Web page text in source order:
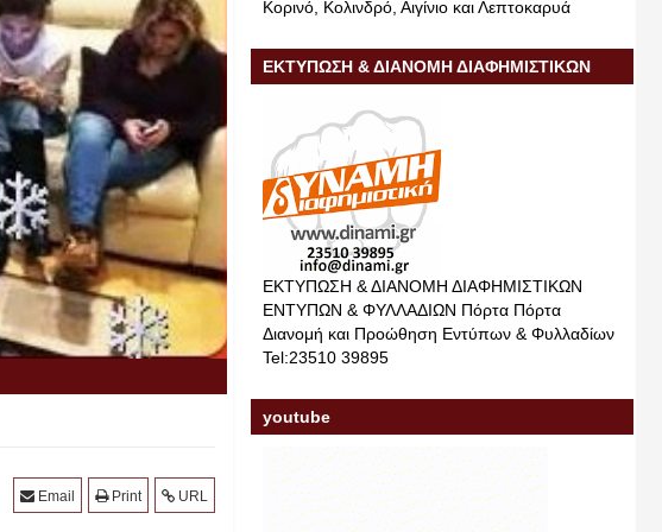
URL
Print
Email
Κορινό, Κολινδρό, Αιγίνιο και Λεπτοκαρυά
ΕΚΤΥΠΩΣΗ & ΔΙΑΝΟΜΗ ΔΙΑΦΗΜΙΣΤΙΚΩΝ
ΕΚΤΥΠΩΣΗ & ΔΙΑΝΟΜΗ ΔΙΑΦΗΜΙΣΤΙΚΩΝ
ΕΝΤΥΠΩΝ & ΦΥΛΛΑΔΙΩΝ Πόρτα Πόρτα
Διανομή και Προώθηση Εντύπων & Φυλλαδίων
Tel:23510 39895
youtube